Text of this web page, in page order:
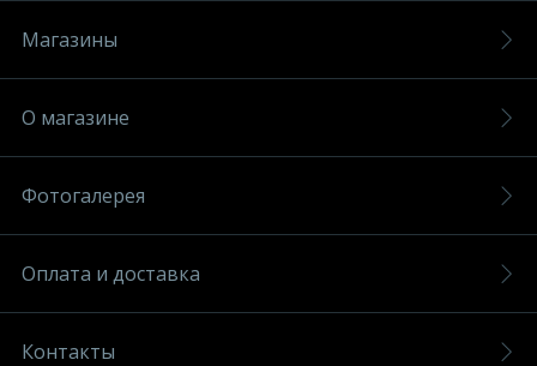
Магазины
О магазине
Фотогалерея
Оплата и доставка
Контакты